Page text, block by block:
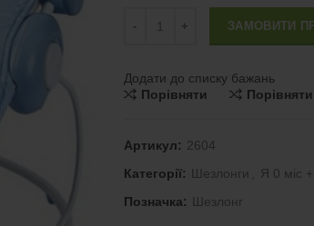
ЗАМОВИТИ
Додати до списку бажань
Порівняти
Порівняти
Артикул: 2604
Категорії:
Шезлонги Я 0 міс +
Позначка:
Шезлонг